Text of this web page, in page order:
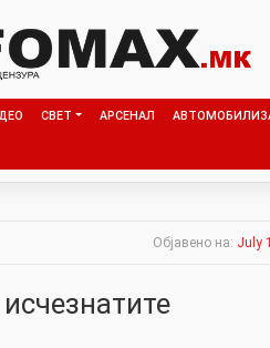
СВЕТ АРСЕНАЛ
Објавено на: July